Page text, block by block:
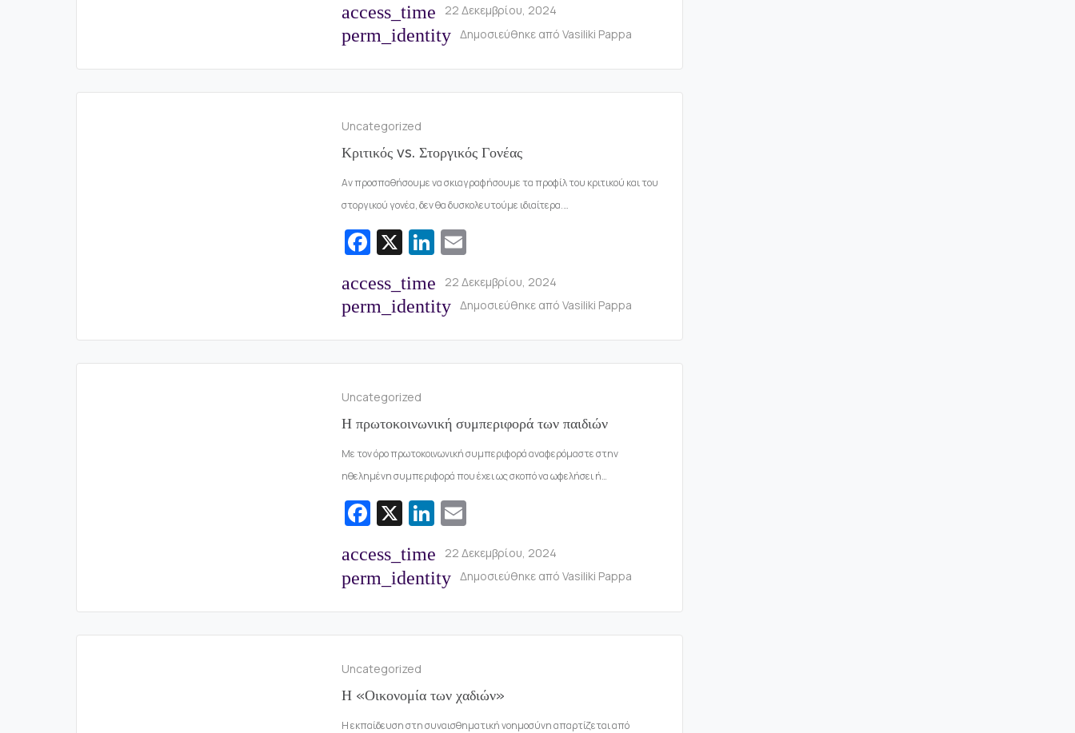
e
b
o
o
k
k
e
dI
n
ai
l
access_time 22 Δεκεμβρίου, 2024
perm_identity Δημοσιεύθηκε από Vasiliki Pappa
Uncategorized
Κριτικός vs. Στοργικός Γονέας
Αν προσπαθήσουμε να σκιαγραφήσουμε τα προφίλ του κριτικού και του
στοργικού γονέα, δεν θα δυσκολευτούμε ιδιαίτερα.…
Fa
e
b
o
o
k
X Li
k
e
dI
n
E
ai
l
access_time 22 Δεκεμβρίου, 2024
perm_identity Δημοσιεύθηκε από Vasiliki Pappa
Uncategorized
Η πρωτοκοινωνική συμπεριφορά των παιδιών
Με τον όρο πρωτοκοινωνική συμπεριφορά αναφερόμαστε στην
ηθελημένη συμπεριφορά που έχει ως σκοπό να ωφελήσει ή…
Fa
e
b
o
o
k
X Li
k
e
dI
n
E
ai
l
access_time 22 Δεκεμβρίου, 2024
perm_identity Δημοσιεύθηκε από Vasiliki Pappa
Uncategorized
Η «Οικονομία των χαδιών»
Η εκπαίδευση στη συναισθηματική νοημοσύνη απαρτίζεται από